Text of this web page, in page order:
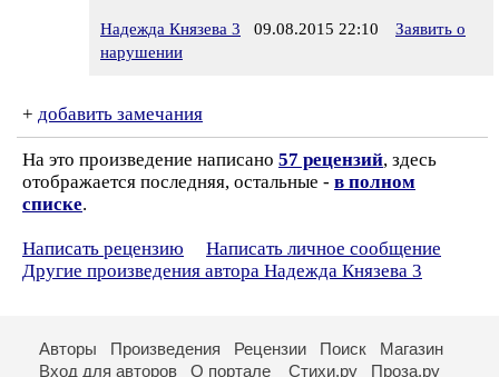
Надежда Князева 3 09.08.2015 22:10
Заявить о
нарушении
+ добавить замечания
На это произведение написано 57 рецензий, здесь
отображается последняя, остальные - в полном
списке.
Написать рецензию
Написать личное сообщение
Другие произведения автора Надежда Князева 3
Авторы Произведения Рецензии Поиск
Магазин
Вход для авторов
О портале Стихи.ру Проза.ру